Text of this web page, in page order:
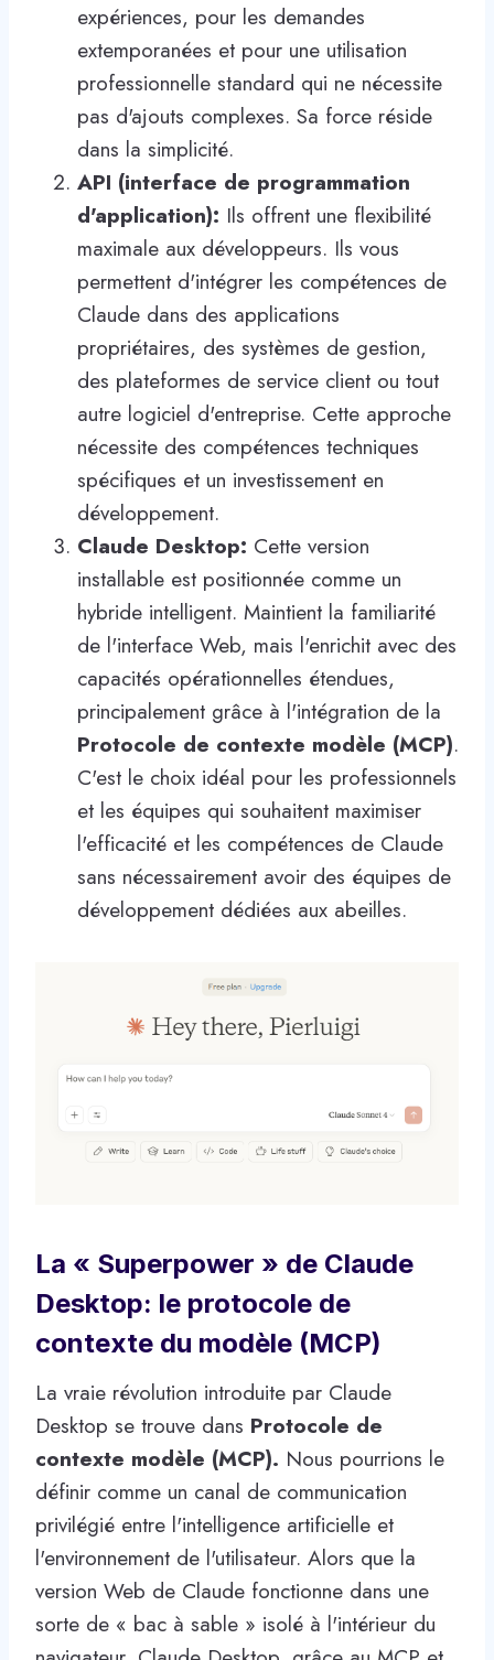
expériences, pour les demandes
extemporanées et pour une utilisation
professionnelle standard qui ne nécessite
pas d'ajouts complexes. Sa force réside
dans la simplicité.
API (interface de programmation
d'application): Ils offrent une flexibilité
maximale aux développeurs. Ils vous
permettent d'intégrer les compétences de
Claude dans des applications
propriétaires, des systèmes de gestion,
des plateformes de service client ou tout
autre logiciel d'entreprise. Cette approche
nécessite des compétences techniques
spécifiques et un investissement en
développement.
Claude Desktop: Cette version
installable est positionnée comme un
hybride intelligent. Maintient la familiarité
de l'interface Web, mais l'enrichit avec des
capacités opérationnelles étendues,
principalement grâce à l'intégration de la
Protocole de contexte modèle (MCP).
C'est le choix idéal pour les professionnels
et les équipes qui souhaitent maximiser
l'efficacité et les compétences de Claude
sans nécessairement avoir des équipes de
développement dédiées aux abeilles.
La « Superpower » de Claude
Desktop: le protocole de
contexte du modèle (MCP)
La vraie révolution introduite par Claude
Desktop se trouve dans Protocole de
contexte modèle (MCP). Nous pourrions le
définir comme un canal de communication
privilégié entre l'intelligence artificielle et
l'environnement de l'utilisateur. Alors que la
version Web de Claude fonctionne dans une
sorte de « bac à sable » isolé à l'intérieur du